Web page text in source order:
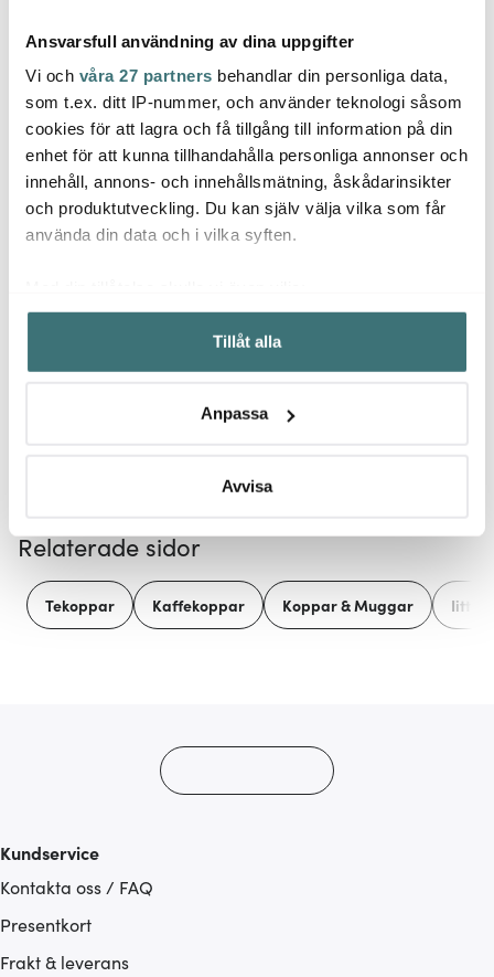
Ansvarsfull användning av dina uppgifter
Vi och våra 27 partners behandlar din personliga data,
som t.ex. ditt IP-nummer, och använder teknologi såsom
cookies för att lagra och få tillgång till information på din
enhet för att kunna tillhandahålla personliga annonser och
innehåll, annons- och innehållsmätning, åskådarinsikter
och produktutveckling. Du kan själv välja vilka som får
använda din data och i vilka syften.
Samla in information om din geografiska plats som
kan ha en noggrannhet på upp till flera meter
Identifiera din enhet genom att aktivt skanna den för
Ta reda på mer om hur dina personliga uppgifter
Du kan ändra eller dra tillbaka ditt samtycke när som
Vi använder cookies för att innehållet och annonserna
ska anpassas efter det som vi tror att du tycker om. Det
gör också att vi kan analysera vår trafik och göra
Tillåt alla
Anpassa
Avvisa
Iittala
Kartio Glas 21 cl 4-pack
Klar
459 kr
Iittala
Teema Karaff 20 cl
Med Trälock Vit
389 kr
Låt dig inspireras av våra kunder
Relaterade sidor
Tekoppar Kaffekoppar Koppar & Muggar Iittala
Kundservice
Kontakta oss / FAQ
Presentkort
Frakt & leverans